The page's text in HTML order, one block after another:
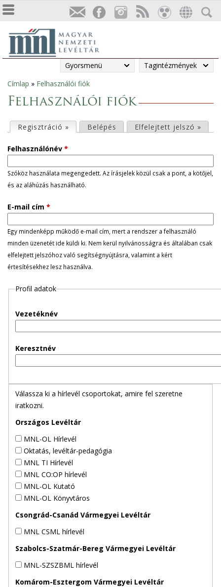
Gyorsmenü Tagintézmények
Jelenlegi
hely
Címlap » Felhasználói fiók
Felhasználói fiók
l
s
ő
d
l
e
g
e
Regisztráció » (aktív fül)
Belépés Elfelejtett jelszó »
Felhasználónév *
Szóköz használata megengedett. Az írásjelek közül csak a pont, a kötőjel,
és az aláhúzás használható.
E-mail cím *
Egy mindenképp működő e-mail cím, mert a rendszer a felhasználó
minden üzenetét ide küldi ki. Nem kerül nyilvánosságra és általában csak
elfelejtett jelszóhoz való segítségnyújtásra, valamint a kért
értesítésekhez lesz használva.
Profil adatok
Vezetéknév
Keresztnév
Válassza ki a hírlevél csoportokat, amire fel szeretne
iratkozni.
Országos Levéltár
MNL-OL Hírlevél
Oktatás, levéltár-pedagógia
MNL TI Hírlevél
MNL CO:OP hírlevél
MNL-OL Kutató
MNL-OL Könyvtáros
Csongrád-Csanád Vármegyei Levéltár
MNL CSML hírlevél
Szabolcs-Szatmár-Bereg Vármegyei Levéltár
MNL-SZSZBML hírlevél
Komárom-Esztergom Vármegyei Levéltár